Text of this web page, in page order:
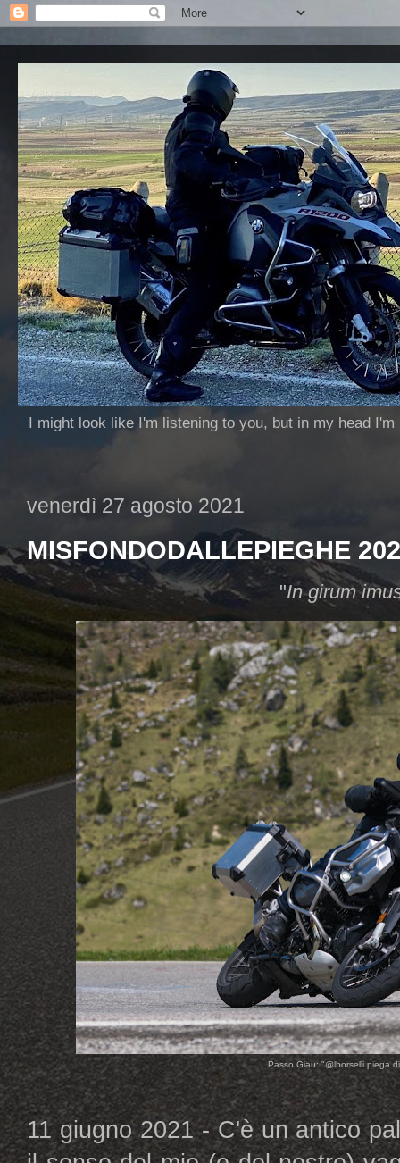
I might look like I'm listening to you, but in my head
venerdì 27 agosto 2021
MISFONDODALLEPIEGHE
"In girum
Passo Giau: "@lborselli piega
11 giugno 2021 - C'è un antico